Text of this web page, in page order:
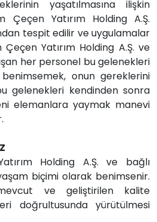
yaşatılmasına ilişkin
Çeçen Yatırım Holding A.Ş.
tespit edilir ve uygulamalar
Yatırım Holding A.Ş. ve
her personel bu gelenekleri
onun gereklerini
gelenekleri kendinden sonra
elemanlara yaymak manevi
Holding A.Ş. ve bağlı
biçimi olarak benimsenir.
ve geliştirilen kalite
doğrultusunda yürütülmesi